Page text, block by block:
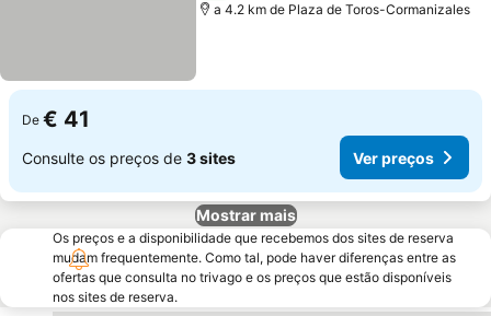
a 4.2 km de Plaza de Toros-Cormanizales
De € 41
Consulte os preços de 3 sites Ver preços
Mostrar mais
Os preços e a disponibilidade que recebemos dos sites de reserva
mudam frequentemente. Como tal, pode haver diferenças entre as
ofertas que consulta no trivago e os preços que estão disponíveis
nos sites de reserva.